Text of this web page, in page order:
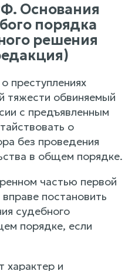
Основания
порядка
решения
преступлениях
тяжести обвиняемый
с предъявленным
о
без проведения
в общем порядке.
частью первой
постановить
судебного
порядке, если
характер и